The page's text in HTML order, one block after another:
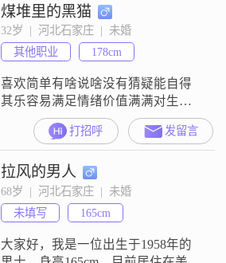
非常重视家庭，认为家庭是生活中
最重要的一部分##3002##在业余时
间，我特别喜欢汽车和拳击格斗
##3002##汽车是我的一大爱好，我
喜
煤堆里的黑猫
32岁  |  河北石家庄  |  未婚
其他职业
178cm
喜欢简单有啥说啥没有猜疑能自得
其乐容易满足情绪价值满满对生活
未来充满了希望！
打招呼 发留言
拉风的男人
68岁  |  河北石家庄  |  未婚
未填写
165cm
大家好，我是一位出生于1958年的